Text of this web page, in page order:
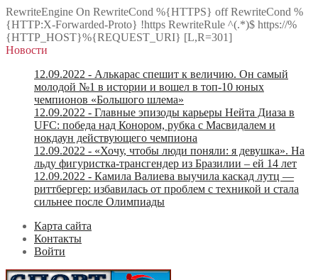
RewriteEngine On RewriteCond %{HTTPS} off RewriteCond %
{HTTP:X-Forwarded-Proto} !https RewriteRule ^(.*)$ https://%
{HTTP_HOST}%{REQUEST_URI} [L,R=301]
Новости
12.09.2022 - Алькарас спешит к величию. Он самый
молодой №1 в истории и вошел в топ-10 юных
чемпионов «Большого шлема»
12.09.2022 - Главные эпизоды карьеры Нейта Диаза в
UFC: победа над Конором, рубка с Масвидалем и
нокдаун действующего чемпиона
12.09.2022 - «Хочу, чтобы люди поняли: я девушка». На
льду фигуристка-трансгендер из Бразилии – ей 14 лет
12.09.2022 - Камила Валиева выучила каскад лутц —
риттбергер: избавилась от проблем с техникой и стала
сильнее после Олимпиады
Карта сайта
Контакты
Войти